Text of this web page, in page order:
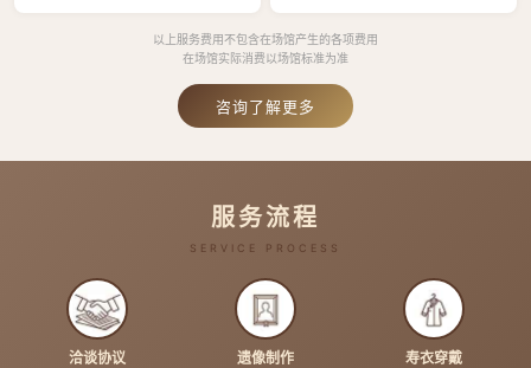
以上服务费用不包含在场馆产生的各项费用
在场馆实际消费以场馆标准为准
咨询了解更多
服务流程
SERVICE PROCESS
洽谈协议 遗像制作 寿衣穿戴